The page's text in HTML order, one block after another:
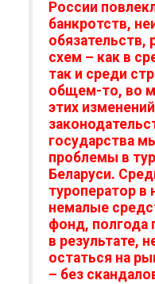
России
банкротств,
обязательств,
схем – как в
так и среди
общем-то, во
этих
государства
проблемы в
Беларуси.
туроператор в
немалые
фонд, полгода
в результате,
остаться на
– без